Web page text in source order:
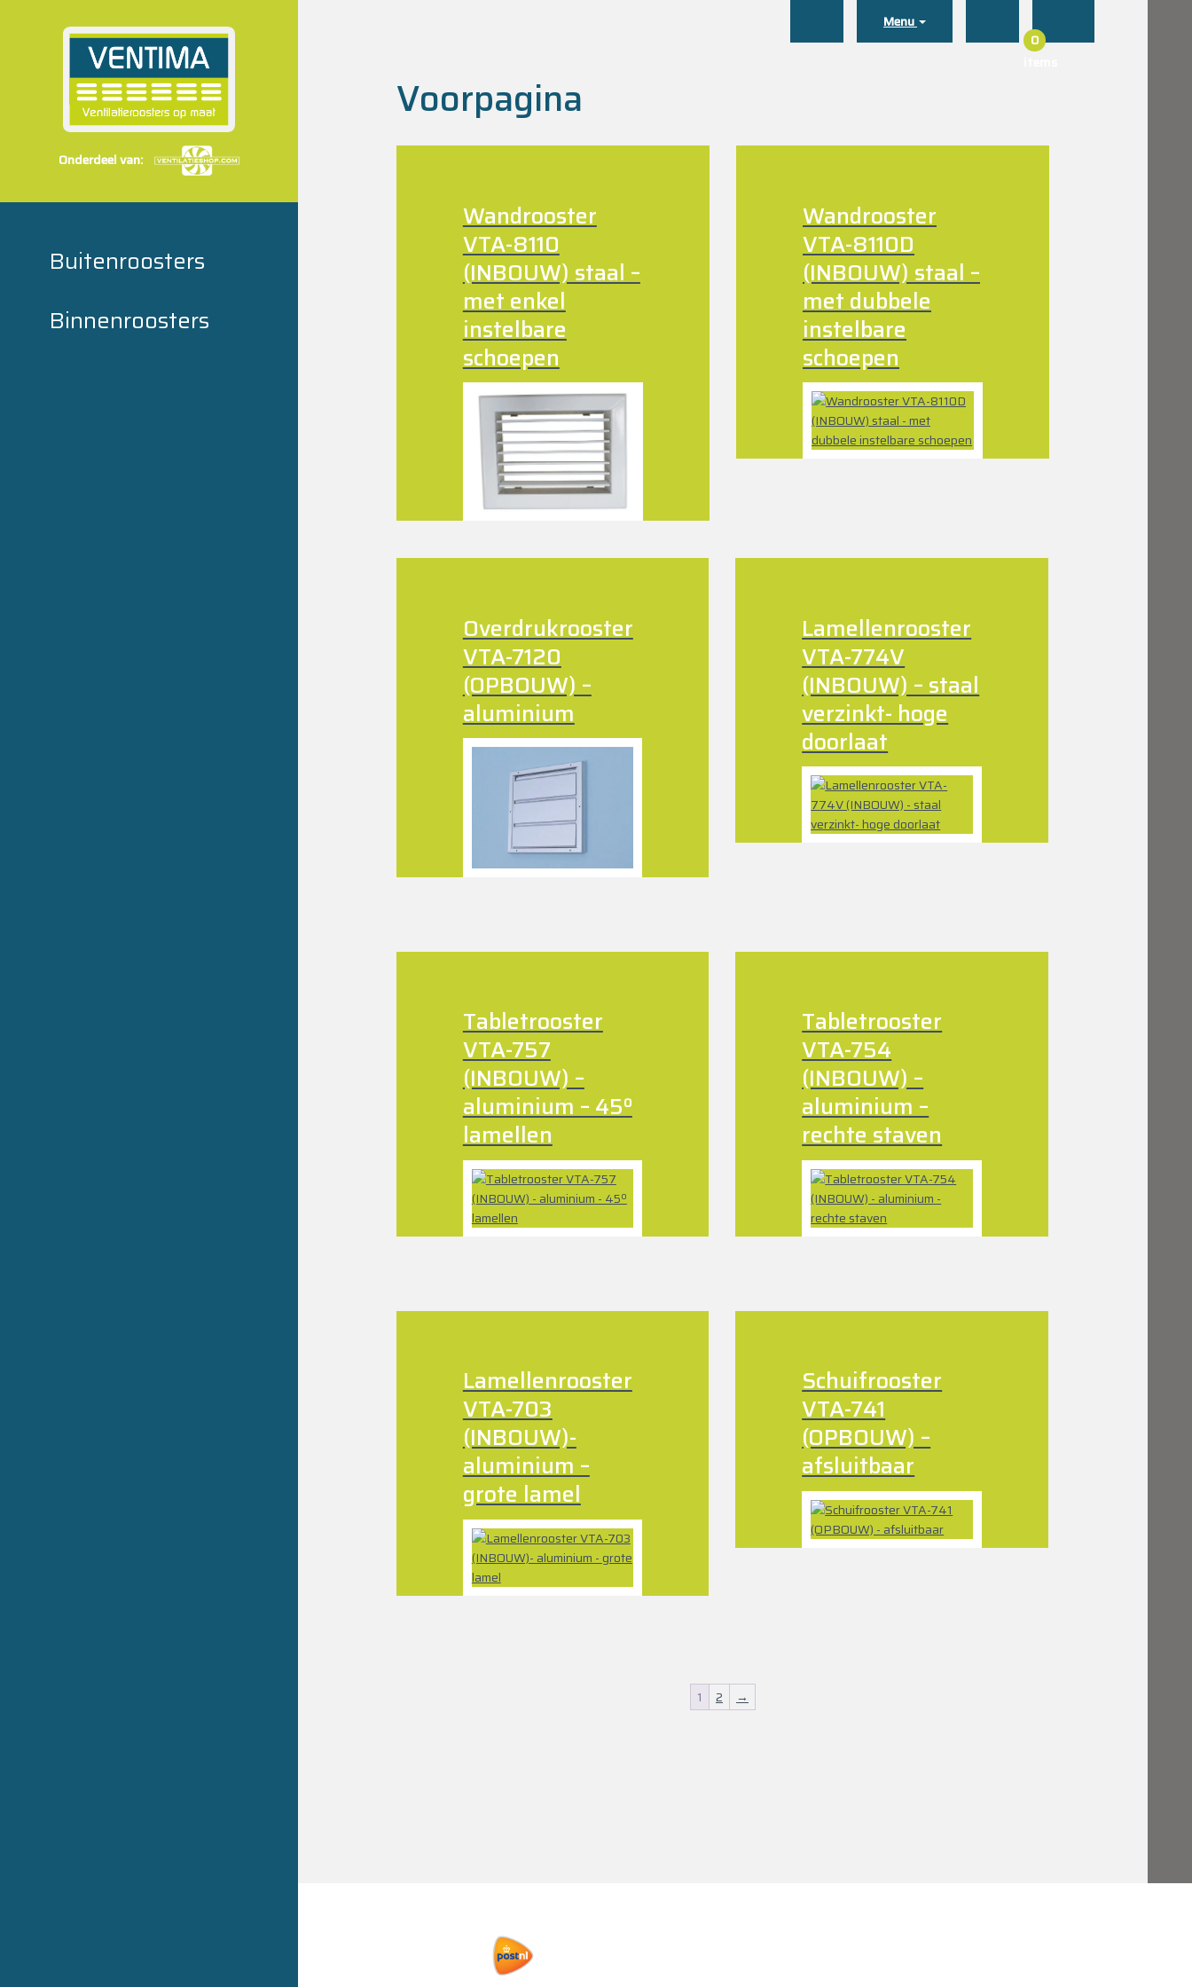
Onderdeel van:
Buitenroosters
Binnenroosters
Menu
0
Voorpagina
Wandrooster
VTA-8110
(INBOUW) staal –
met enkel
instelbare
schoepen
Wandrooster
VTA-8110D
(INBOUW) staal –
met dubbele
instelbare
schoepen
Overdrukrooster
VTA-7120
(OPBOUW) –
aluminium
Lamellenrooster
VTA-774V
(INBOUW) – staal
verzinkt- hoge
doorlaat
Tabletrooster
VTA-757
(INBOUW) –
aluminium – 45º
lamellen
Tabletrooster
VTA-754
(INBOUW) –
aluminium –
rechte staven
Lamellenrooster
VTA-703
(INBOUW)-
aluminium –
grote lamel
Schuifrooster
VTA-741
(OPBOUW) –
afsluitbaar
1 2 →